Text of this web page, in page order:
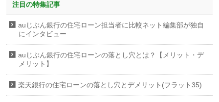
注目の特集記事
auじぶん銀行の住宅ローン担当者に比較ネット編集部が独自
にインタビュー
auじぶん銀行の住宅ローンの落とし穴とは？【メリット・デ
メリット】
楽天銀行の住宅ローンの落とし穴とデメリット(フラット35)